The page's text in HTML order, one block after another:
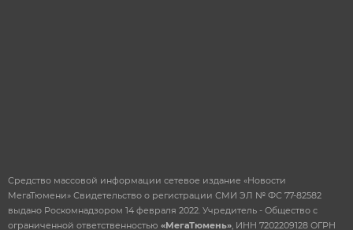
Средство массовой информации сетевое издание «Новости
МегаТюмени» Свидетельство о регистрации СМИ ЭЛ № ФС 77-82582
выдано Роскомнадзором 14 февраля 2022. Учредитель - Общество с
ограниченной ответственностью «МегаТюмень», ИНН 7202209128 ОГРН